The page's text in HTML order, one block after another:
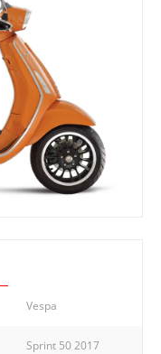
Vespa
Sprint 50 2017